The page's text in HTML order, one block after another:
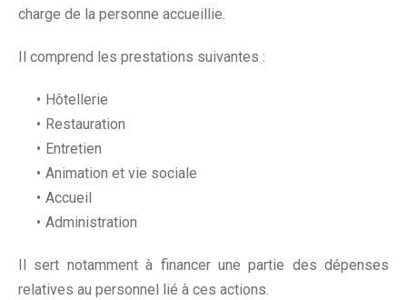
charge de la personne accueillie.
Il comprend les prestations suivantes :
Hôtellerie
Restauration
Entretien
Animation et vie sociale
Accueil
Administration
Il sert notamment à financer une partie des dépenses
relatives au personnel lié à ces actions.